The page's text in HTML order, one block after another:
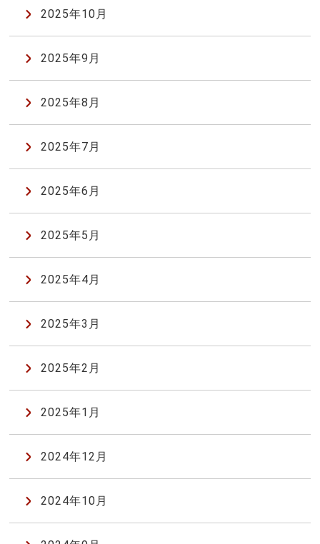
2025年10月
2025年9月
2025年8月
2025年7月
2025年6月
2025年5月
2025年4月
2025年3月
2025年2月
2025年1月
2024年12月
2024年10月